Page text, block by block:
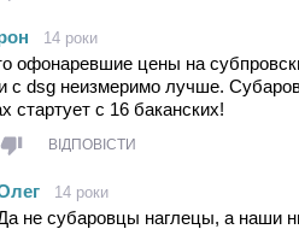
14 роки
офонаревшие цены на
с dsg неизмеримо лучше.
стартует с 16 баканских!
ВІДПОВІСТИ
14 роки
не субаровцы наглецы, а наши